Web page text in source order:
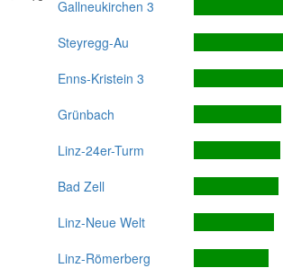
Gallneukirchen 3
Steyregg-Au
Enns-Kristein 3
Grünbach
Linz-24er-Turm
Bad Zell
Linz-Neue Welt
Linz-Römerberg